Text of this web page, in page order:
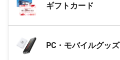
ギフトカード
PC・モバイルグッズ